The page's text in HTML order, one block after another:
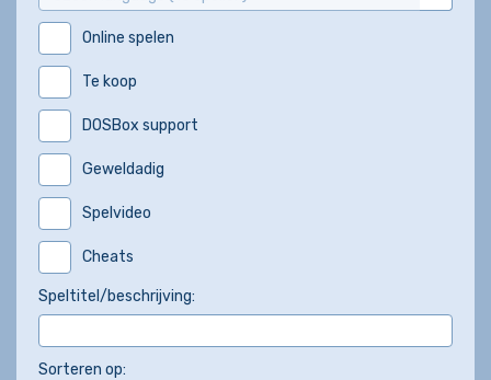
Online spelen
Te koop
DOSBox support
Geweldadig
Spelvideo
Cheats
Speltitel/beschrijving:
Sorteren op: